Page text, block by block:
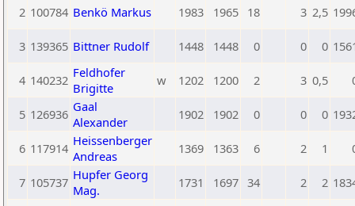
2 100784 Benkö Markus 1983 1965 18 3 2,5
3 139365 Bittner Rudolf 1448 1448 0 0 0
4 140232 Feldhofer
Brigitte
w 1202 1200 2 3 0,5
5 126936 Gaal
Alexander
1902 1902 0 0 0
6 117914 Heissenberger
Andreas
1369 1363 6 2 1
7 105737 Hupfer Georg
Mag.
1731 1697 34 2 2